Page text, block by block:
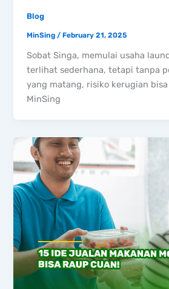
Blog
MinSing/February 21, 2025
Sobat Singa, memulai usaha
terlihat sederhana, tetapi tanpa
yang matang, risiko kerugian
MinSing